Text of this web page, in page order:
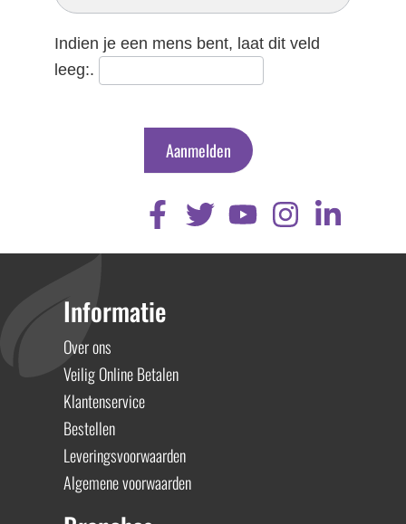
Indien je een mens bent, laat dit veld
leeg:.
Aanmelden
Informatie
Over ons
Veilig Online Betalen
Klantenservice
Bestellen
Leveringsvoorwaarden
Algemene voorwaarden